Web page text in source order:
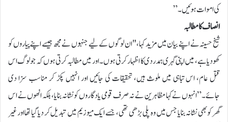
کی اموات ہوئیں۔”
انصاف کا مطالبہ
شیخ حسینہ نے اپنے بیان میں مزید کہا، "ان لوگوں کے لیے جنہوں نے مجھ جیسے اپنے پیاروں کو
کھو دیا ہے، میں اپنی گہری ہمدردی کا اظہار کرتی ہوں۔ اور میں مطالبہ کرتی ہوں کہ جو لوگ اس
قتل عام، اس تباہی میں ملوث ہیں، تحقیقات کی جائیں اور انہیں پکڑ کر مناسب سزا دی
جائے۔”انہوں نے کہا مظاہرین نے نہ صرف قومی یادگاروں کو نشانہ بنایا، بلکہ انھوں نے اس
گھر کو بھی نشانہ بنایا جس میں وہ پلی بڑھی تھی، جسے ایک میوزیم میں تبدیل کر دیا گیا تھا اور غیر